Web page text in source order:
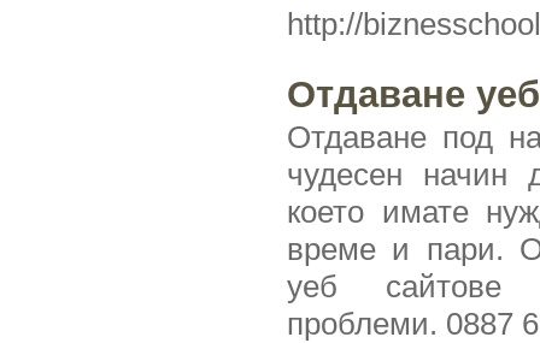
http://
Отдаване
Отдаване под
чудесен начин
което имате
време и пари.
уеб сайтове
проблеми. 0887